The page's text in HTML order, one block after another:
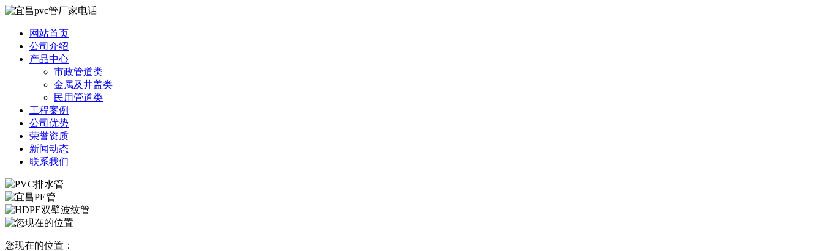
网站首页
公司介绍
产品中心
市政管道类
金属及井盖类
民用管道类
工程案例
公司优势
荣誉资质
新闻动态
联系我们
您现在的位置：